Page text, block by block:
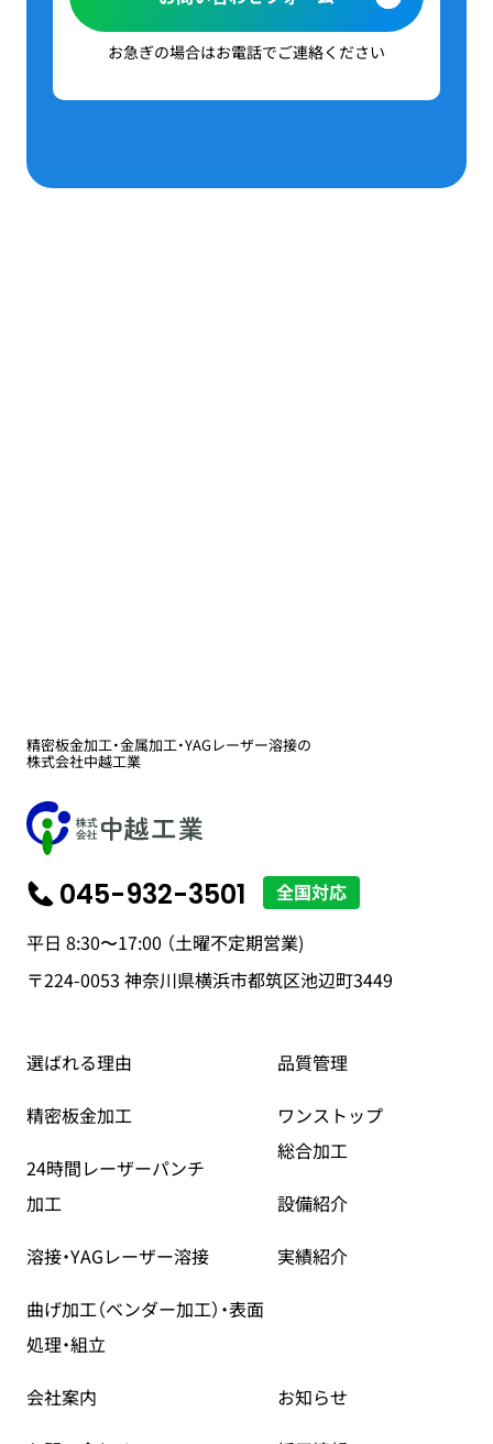
お急ぎの場合はお電話でご連絡ください
精密板金加工・金属加工・YAGレーザー溶接の
株式会社中越工業
045-932-3501
平日 8:30〜17:00 （土曜不定期営業)
〒224-0053 神奈川県横浜市都筑区池辺町3449
選ばれる理由
精密板金加工
24時間レーザーパンチ
加工
溶接・YAGレーザー溶接
曲げ加工（ベンダー加工）・表面
処理・組立
品質管理
ワンストップ
総合加工
設備紹介
実績紹介
会社案内
お知らせ